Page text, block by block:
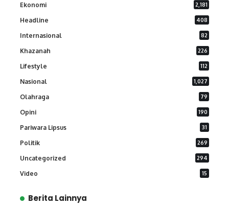
Ekonomi 2,181
Headline 408
Internasional 82
Khazanah 226
Lifestyle 112
Nasional 1,027
Olahraga 79
Opini 190
Pariwara Lipsus 31
Politik 269
Uncategorized 294
Video 15
Berita Lainnya